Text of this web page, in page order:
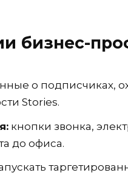
бизнес-
о подписчиках,
Stories.
кнопки звонка,
до офиса.